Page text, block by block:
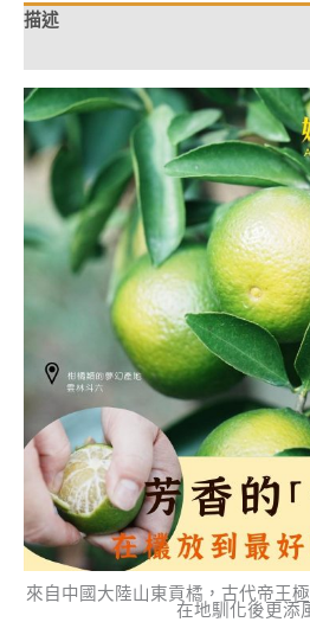
哥・
減
培
帝
王
柑，
青
黃
交
微
光，
是
甜。-
嚐
量
試
吃
鮮
採
直
送
-
(9
描述
來自中國大陸山東貢橘，古代帝王
在地馴化後更添